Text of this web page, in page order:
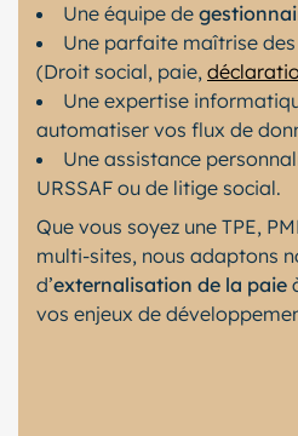
Une équipe de
Une parfaite maîtrise
(Droit social, paie,
Une expertise
automatiser vos flux de
Une assistance
URSSAF ou de litige social.
Que vous soyez une TPE,
multi-sites, nous adaptons
d’externalisation de la paie
vos enjeux de